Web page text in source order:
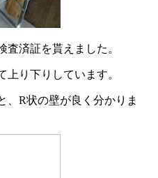
済証を貰えました。
り下りしています。
R状の壁が良く分かりま